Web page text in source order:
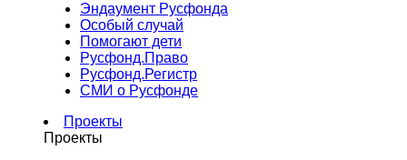
Эндаумент Русфонда
Особый случай
Помогают дети
Русфонд.Право
Русфонд.Регистр
СМИ о Русфонде
Проекты
Проекты